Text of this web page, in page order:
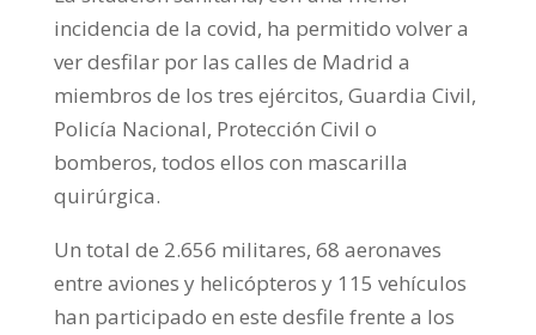
incidencia de la covid, ha permitido volver a
ver desfilar por las calles de Madrid a
miembros de los tres ejércitos, Guardia Civil,
Policía Nacional, Protección Civil o
bomberos, todos ellos con mascarilla
quirúrgica.
Un total de 2.656 militares, 68 aeronaves
entre aviones y helicópteros y 115 vehículos
han participado en este desfile frente a los